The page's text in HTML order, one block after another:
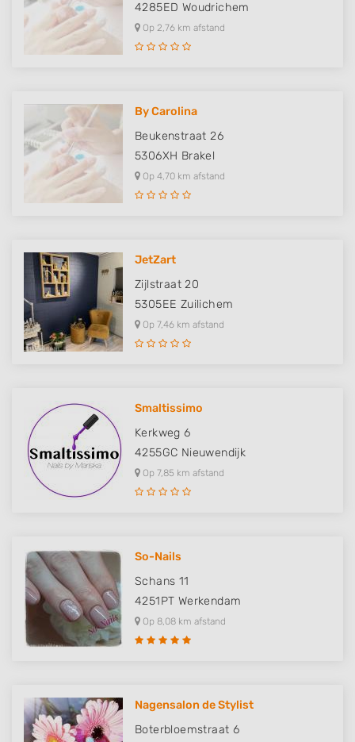
4285ED Woudrichem
Op 2,76 km afstand
By Carolina
Beukenstraat 26
5306XH Brakel
Op 4,70 km afstand
JetZart
Zijlstraat 20
5305EE Zuilichem
Op 7,46 km afstand
Smaltissimo
Kerkweg 6
4255GC Nieuwendijk
Op 7,85 km afstand
So-Nails
Schans 11
4251PT Werkendam
Op 8,08 km afstand
Nagensalon de Stylist
Boterbloemstraat 6